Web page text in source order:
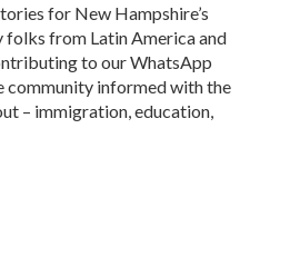
for New Hampshire’s
from Latin America and
to our WhatsApp
community informed with the
– immigration, education,